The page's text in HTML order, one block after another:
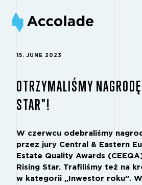
15. JUNE 2023
OTRZYMALIŚMY
STAR"!
W czerwcu odebraliśmy
przez jury Central & Eastern
Estate Quality Awards
Rising Star. Trafiliśmy też na
w kategorii „Inwestor roku”.